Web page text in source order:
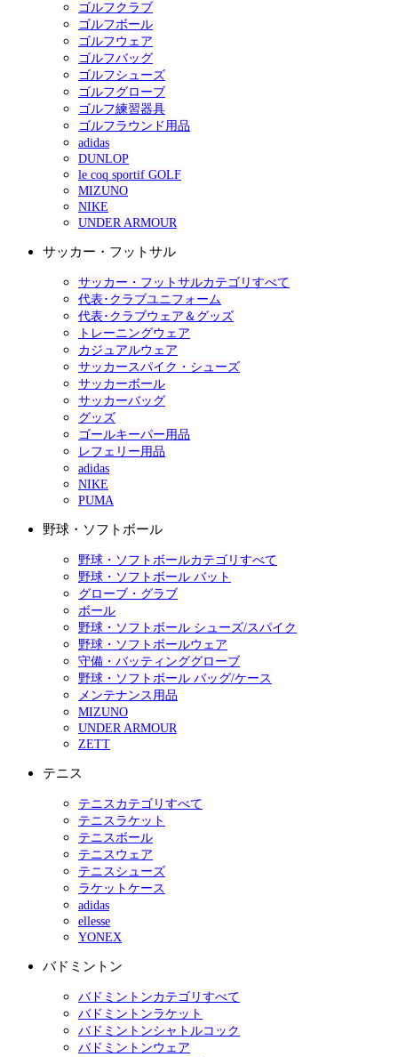
ゴルフクラブ
ゴルフボール
ゴルフウェア
ゴルフバッグ
ゴルフシューズ
ゴルフグローブ
ゴルフ練習器具
ゴルフラウンド用品
adidas
DUNLOP
le coq sportif GOLF
MIZUNO
NIKE
UNDER ARMOUR
サッカー・フットサル
サッカー・フットサルカテゴリすべて
代表･クラブユニフォーム
代表･クラブウェア＆グッズ
トレーニングウェア
カジュアルウェア
サッカースパイク・シューズ
サッカーボール
サッカーバッグ
グッズ
ゴールキーパー用品
レフェリー用品
adidas
NIKE
PUMA
野球・ソフトボール
野球・ソフトボールカテゴリすべて
野球・ソフトボール バット
グローブ・グラブ
ボール
野球・ソフトボール シューズ/スパイク
野球・ソフトボールウェア
守備・バッティンググローブ
野球・ソフトボール バッグ/ケース
メンテナンス用品
MIZUNO
UNDER ARMOUR
ZETT
テニス
テニスカテゴリすべて
テニスラケット
テニスボール
テニスウェア
テニスシューズ
ラケットケース
adidas
ellesse
YONEX
バドミントン
バドミントンカテゴリすべて
バドミントンラケット
バドミントンシャトルコック
バドミントンウェア